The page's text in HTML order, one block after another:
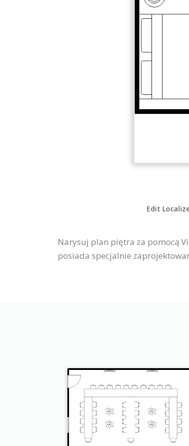
Edit
Narysuj plan piętra za pomocą
posiada specjalnie